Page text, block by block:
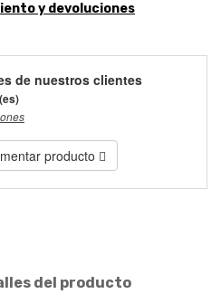
y devoluciones
de nuestros clientes
producto
del producto